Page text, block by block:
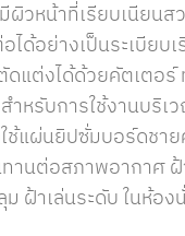
ผิวหน้าที่เรียบเนียนส
ได้อย่างเป็นระเบียบ
แต่งได้ด้วยคัตเตอร์
สำหรับการใช้งานบริ
ช้แผ่นยิปซั่มบอร์ดชา
านต่อสภาพอากาศ
ฝ้าเล่นระดับ ในห้อง